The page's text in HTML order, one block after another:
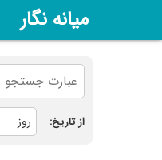
میانه نگار
از تاریخ: